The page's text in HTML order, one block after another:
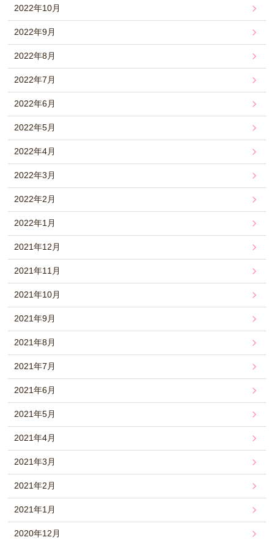
2022年10月
2022年9月
2022年8月
2022年7月
2022年6月
2022年5月
2022年4月
2022年3月
2022年2月
2022年1月
2021年12月
2021年11月
2021年10月
2021年9月
2021年8月
2021年7月
2021年6月
2021年5月
2021年4月
2021年3月
2021年2月
2021年1月
2020年12月